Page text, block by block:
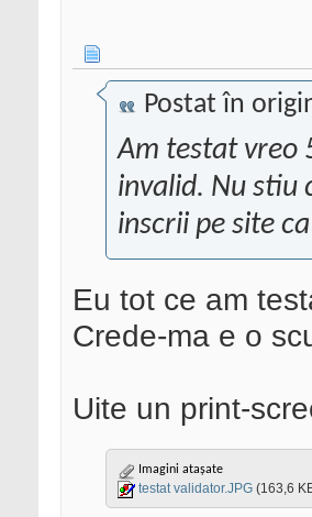
Postat în
Am testat vreo
invalid. Nu stiu
inscrii pe site
Eu tot ce am
Crede-ma e o
Uite un print-
Imagini atașate
testat validator.JPG (163,6